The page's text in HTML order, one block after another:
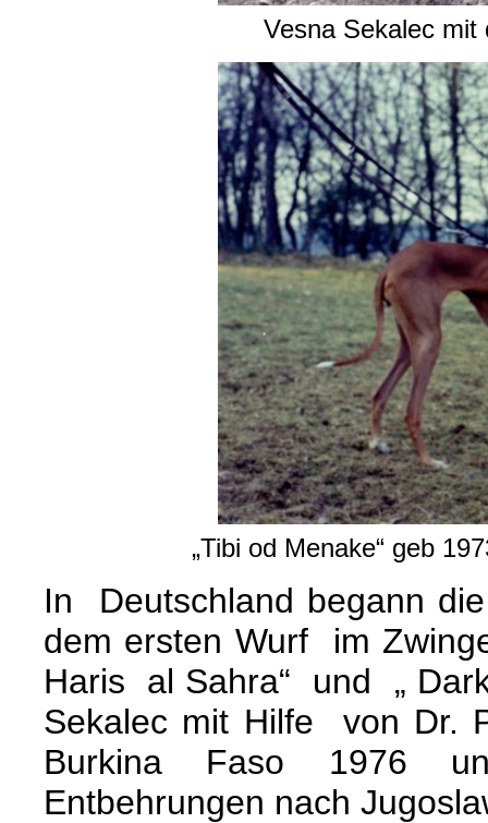
Vesna Sekalec mit
„Tibi od Menake“ geb
In Deutschland begann
dem ersten Wurf im
Haris al Sahra“ und „
Sekalec mit Hilfe von Dr.
Burkina Faso 1976
Entbehrungen nach